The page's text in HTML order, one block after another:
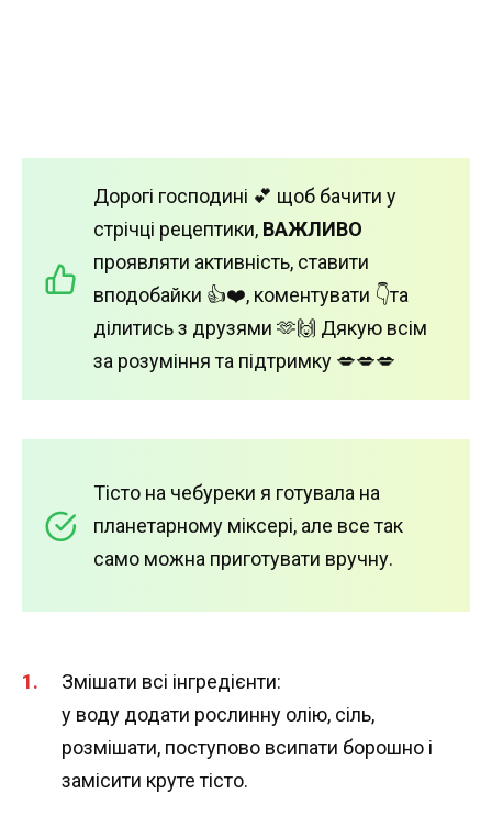
Дорогі господині 💕 щоб бачити у
стрічці рецептики, ВАЖЛИВО
проявляти активність, ставити
вподобайки 👍❤️, коментувати 👇та
ділитись з друзями 🫶🙌 Дякую всім
за розуміння та підтримку 💋💋💋
Тісто на чебуреки я готувала на
планетарному міксері, але все так
само можна приготувати вручну.
Змішати всі інгредієнти:
у воду додати рослинну олію, сіль,
розмішати, поступово всипати борошно і
замісити круте тісто.